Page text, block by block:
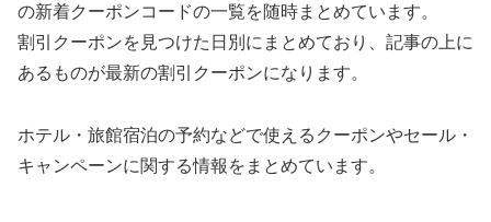
の新着クーポンコードの一覧を随時まとめています。
割引クーポンを見つけた日別にまとめており、記事の上に
あるものが最新の割引クーポンになります。
ホテル・旅館宿泊の予約などで使えるクーポンやセール・
キャンペーンに関する情報をまとめています。